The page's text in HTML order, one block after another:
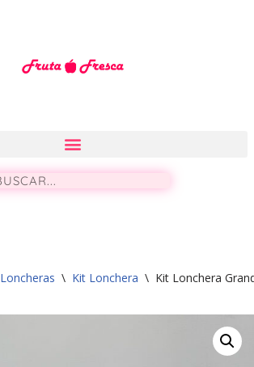
Loncheras \ Kit Lonchera \ Kit Lonchera